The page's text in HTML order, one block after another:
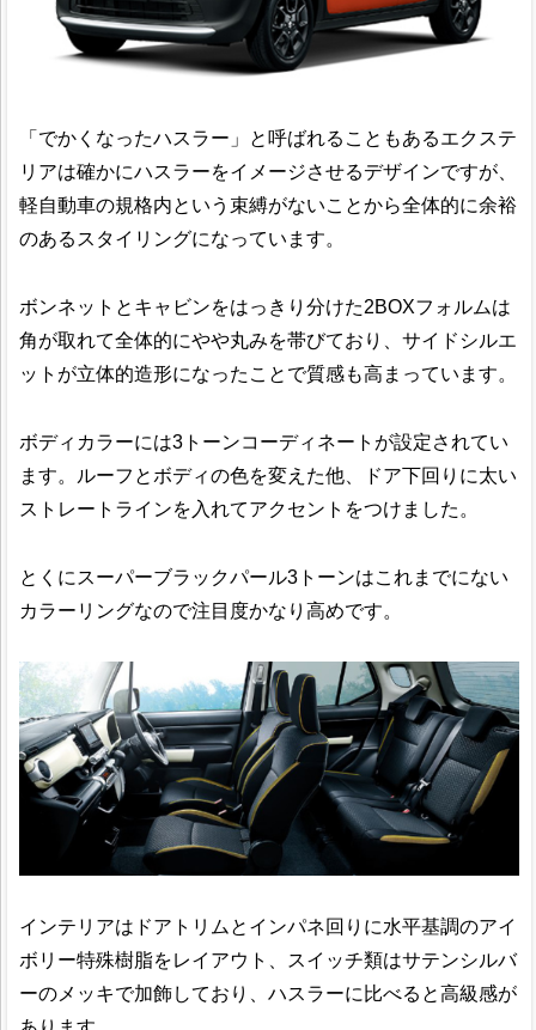
「でかくなったハスラー」と呼ばれることもあるエクステ
リアは確かにハスラーをイメージさせるデザインですが、
軽自動車の規格内という束縛がないことから全体的に余裕
のあるスタイリングになっています。
ボンネットとキャビンをはっきり分けた2BOXフォルムは
角が取れて全体的にやや丸みを帯びており、サイドシルエ
ットが立体的造形になったことで質感も高まっています。
ボディカラーには3トーンコーディネートが設定されてい
ます。ルーフとボディの色を変えた他、ドア下回りに太い
ストレートラインを入れてアクセントをつけました。
とくにスーパーブラックパール3トーンはこれまでにない
カラーリングなので注目度かなり高めです。
インテリアはドアトリムとインパネ回りに水平基調のアイ
ボリー特殊樹脂をレイアウト、スイッチ類はサテンシルバ
ーのメッキで加飾しており、ハスラーに比べると高級感が